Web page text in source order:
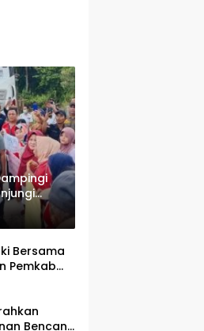
Bersama
Pemkab
Angkut
Bencana